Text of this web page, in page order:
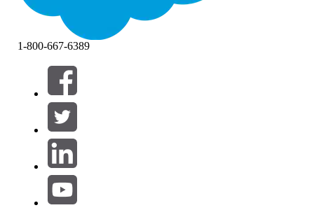
Filtros (0)
SELECCIONAR FILTROS
Área de productos
1-800-667-6389